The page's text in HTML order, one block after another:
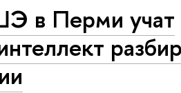
в Перми учат